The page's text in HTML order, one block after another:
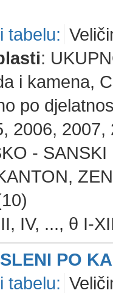
tabelu:
:
i kamena,
po
2006,
-
IV, ..., θ I-
PO
tabelu: